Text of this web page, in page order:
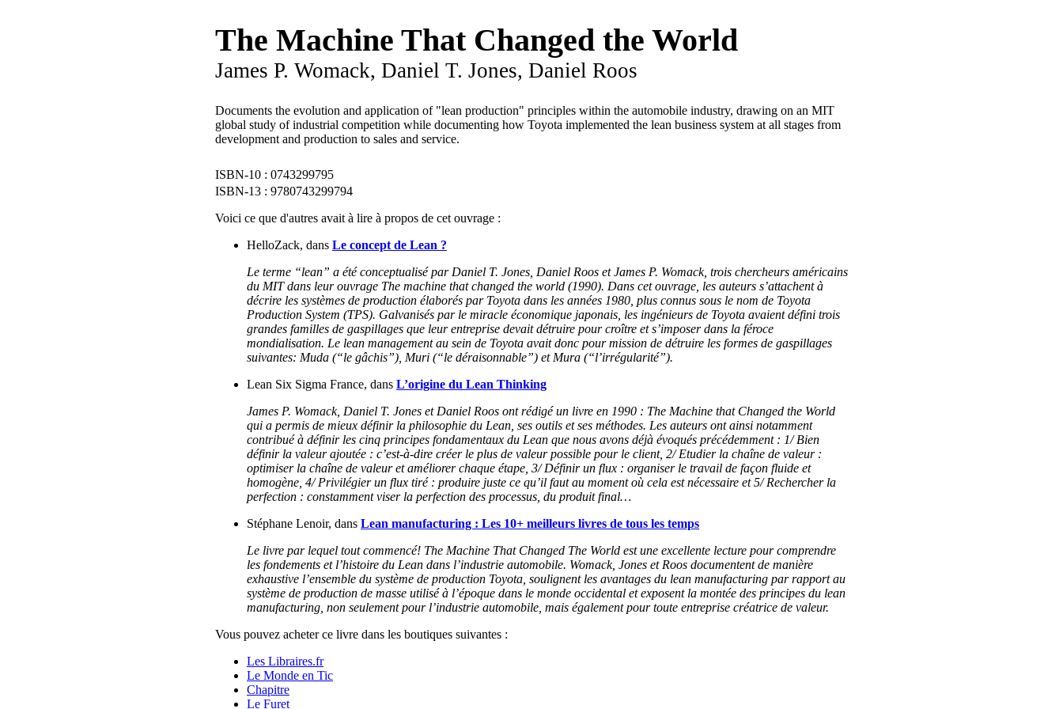
The Machine That Changed the World
James P. Womack, Daniel T. Jones, Daniel Roos
Documents the evolution and application of "lean production" principles within the automobile industry, drawing on an MIT
global study of industrial competition while documenting how Toyota implemented the lean business system at all stages from
development and production to sales and service.
0743299795
9780743299794
Voici ce que d'autres avait à lire à propos de cet ouvrage :
HelloZack, dans Le concept de Lean ?
Le terme “lean” a été conceptualisé par Daniel T. Jones, Daniel Roos et James P. Womack, trois chercheurs américains
du MIT dans leur ouvrage The machine that changed the world (1990). Dans cet ouvrage, les auteurs s’attachent à
décrire les systèmes de production élaborés par Toyota dans les années 1980, plus connus sous le nom de Toyota
Production System (TPS). Galvanisés par le miracle économique japonais, les ingénieurs de Toyota avaient défini trois
grandes familles de gaspillages que leur entreprise devait détruire pour croître et s’imposer dans la féroce
mondialisation. Le lean management au sein de Toyota avait donc pour mission de détruire les formes de gaspillages
suivantes: Muda (“le gâchis”), Muri (“le déraisonnable”) et Mura (“l’irrégularité”).
Lean Six Sigma France, dans L’origine du Lean Thinking
James P. Womack, Daniel T. Jones et Daniel Roos ont rédigé un livre en 1990 : The Machine that Changed the World
qui a permis de mieux définir la philosophie du Lean, ses outils et ses méthodes. Les auteurs ont ainsi notamment
contribué à définir les cinq principes fondamentaux du Lean que nous avons déjà évoqués précédemment : 1/ Bien
définir la valeur ajoutée : c’est-à-dire créer le plus de valeur possible pour le client, 2/ Etudier la chaîne de valeur :
optimiser la chaîne de valeur et améliorer chaque étape, 3/ Définir un flux : organiser le travail de façon fluide et
homogène, 4/ Privilégier un flux tiré : produire juste ce qu’il faut au moment où cela est nécessaire et 5/ Rechercher la
perfection : constamment viser la perfection des processus, du produit final…
Stéphane Lenoir, dans Lean manufacturing : Les 10+ meilleurs livres de tous les temps
Le livre par lequel tout commencé! The Machine That Changed The World est une excellente lecture pour comprendre
les fondements et l’histoire du Lean dans l’industrie automobile. Womack, Jones et Roos documentent de manière
exhaustive l’ensemble du système de production Toyota, soulignent les avantages du lean manufacturing par rapport au
système de production de masse utilisé à l’époque dans le monde occidental et exposent la montée des principes du lean
manufacturing, non seulement pour l’industrie automobile, mais également pour toute entreprise créatrice de valeur.
Vous pouvez acheter ce livre dans les boutiques suivantes :
Les Libraires.fr
Le Monde en Tic
Chapitre
Le Furet